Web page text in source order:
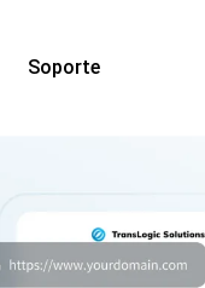
Soporte